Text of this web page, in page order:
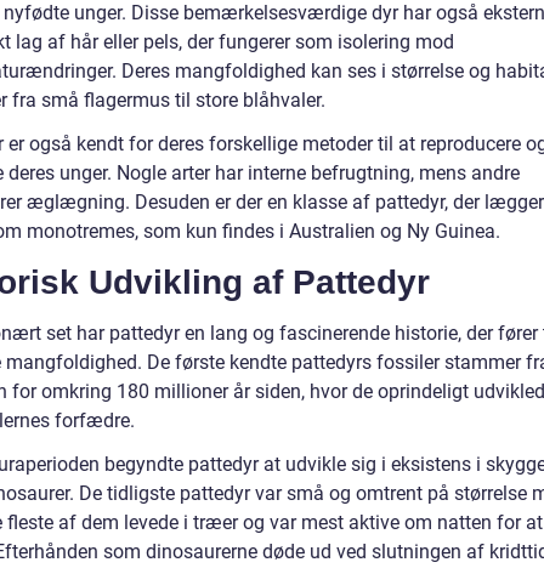
unger. Disse bemærkelsesværdige dyr har også
lag af hår eller pels, der fungerer som isolering mod
Deres mangfoldighed kan ses i størrelse og
fra små flagermus til store blåhvaler.
er også kendt for deres forskellige metoder til at reproducere
deres unger. Nogle arter har interne befrugtning, mens andre
æglægning. Desuden er der en klasse af pattedyr, der
monotremes, som kun findes i Australien og Ny Guinea.
Udvikling af Pattedyr
set har pattedyr en lang og fascinerende historie, der fører
mangfoldighed. De første kendte pattedyrs fossiler stammer
for omkring 180 millioner år siden, hvor de oprindeligt
forfædre.
begyndte pattedyr at udvikle sig i eksistens i
De tidligste pattedyr var små og omtrent på størrelse
fleste af dem levede i træer og var mest aktive om natten for
som dinosaurerne døde ud ved slutningen af